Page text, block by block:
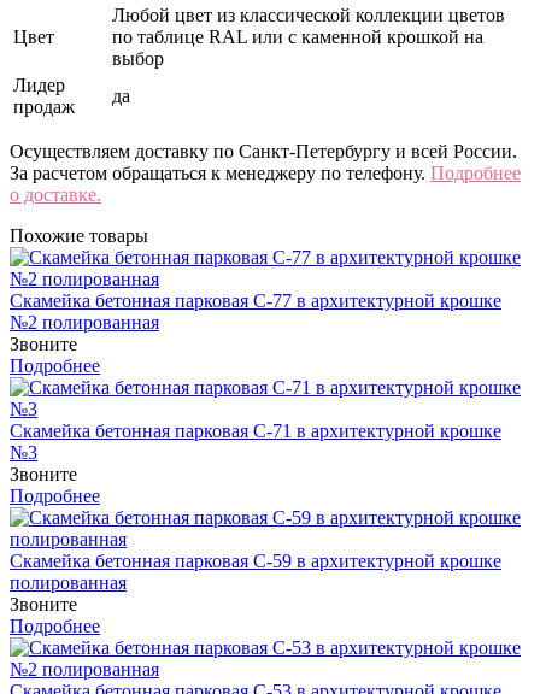
Цвет
Любой цвет из классической коллекции цветов
по таблице RAL или с каменной крошкой на
выбор
Лидер
продаж
да
Осуществляем доставку по Санкт-Петербургу и всей России.
За расчетом обращаться к менеджеру по телефону. Подробнее
о доставке.
Похожие товары
Скамейка бетонная парковая С-77 в архитектурной крошке
№2 полированная
Звоните
Подробнее
Скамейка бетонная парковая С-71 в архитектурной крошке
№3
Звоните
Подробнее
Скамейка бетонная парковая С-59 в архитектурной крошке
полированная
Звоните
Подробнее